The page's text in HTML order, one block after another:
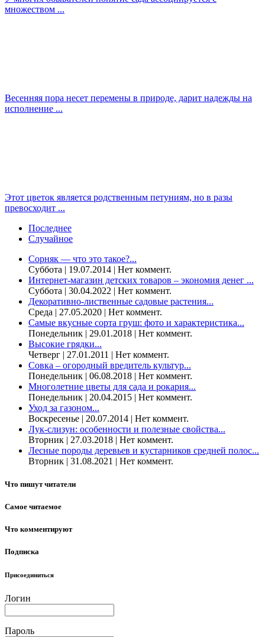
множеством ...
Весенняя пора несет перемены в природе, дарит надежды на
исполнение ...
Этот цветок является родственным петуниям, но в разы
превосходит ...
Последнее
Случайное
Сорняк — что это такое?...
Суббота | 19.07.2014 | Нет коммент.
Интернет-магазин детских товаров – экономия денег ...
Суббота | 30.04.2022 | Нет коммент.
Декоративно-лиственные садовые растения...
Среда | 27.05.2020 | Нет коммент.
Самые вкусные сорта груш: фото и характеристика...
Понедельник | 29.01.2018 | Нет коммент.
Высокие грядки...
Четверг | 27.01.2011 | Нет коммент.
Совка – огородный вредитель культур...
Понедельник | 06.08.2018 | Нет коммент.
Многолетние цветы для сада и рокария...
Понедельник | 20.04.2015 | Нет коммент.
Уход за газоном...
Воскресенье | 20.07.2014 | Нет коммент.
Лук-слизун: особенности и полезные свойства...
Вторник | 27.03.2018 | Нет коммент.
Лесные породы деревьев и кустарников средней полос...
Вторник | 31.08.2021 | Нет коммент.
Что пишут читатели
Самое читаемое
Что комментируют
Подписка
Присоединиться
Логин
Пароль